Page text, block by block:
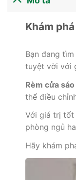
Khám
Bạn đang
tuyệt vời với
Rèm cửa
thể điều
Với giá trị tốt
phòng ngủ
Hãy khám